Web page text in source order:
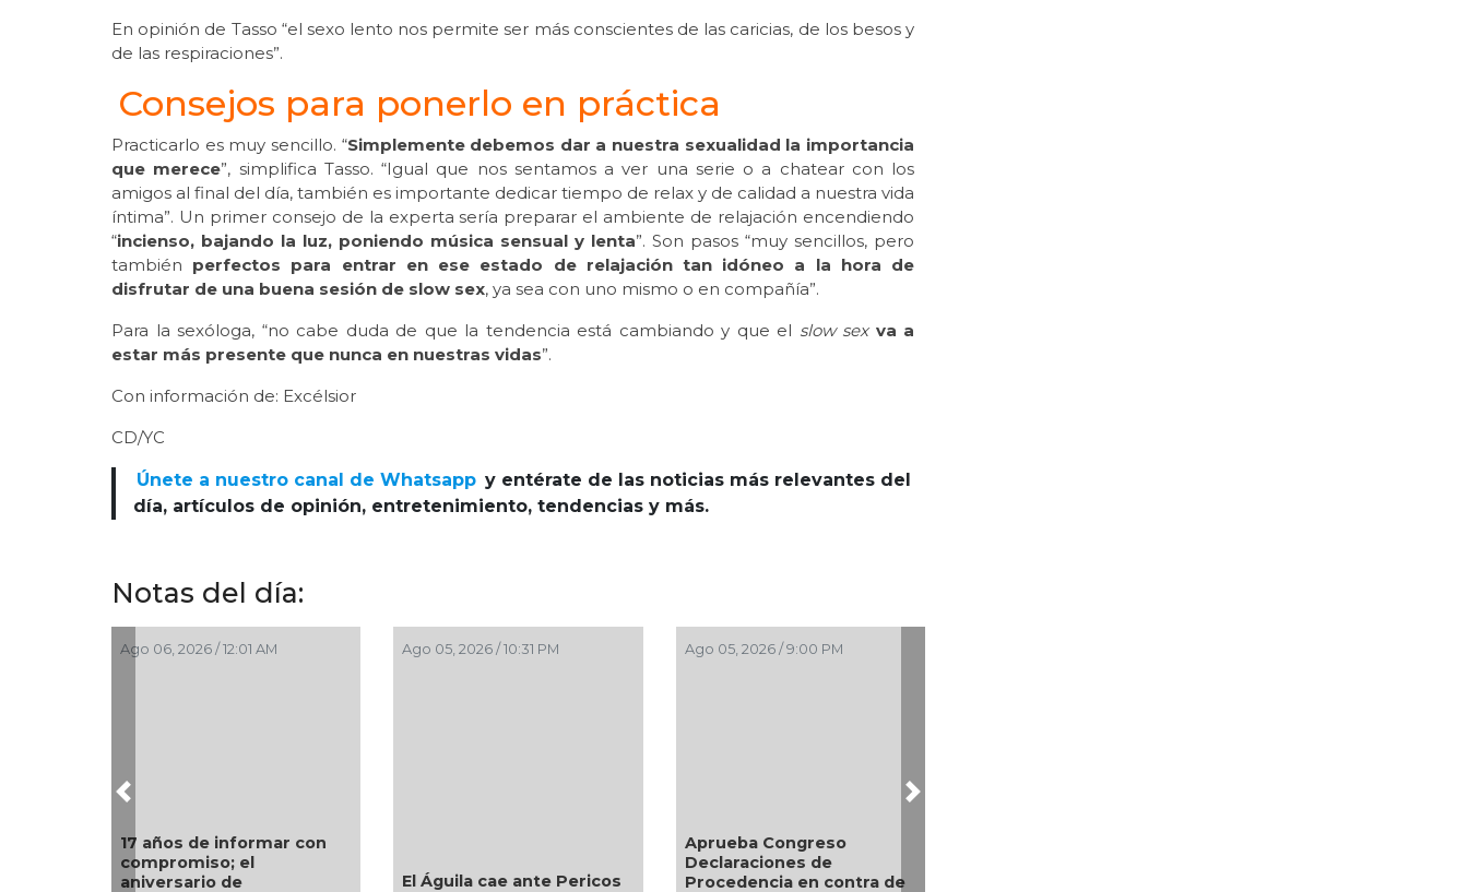
En opinión de Tasso “el sexo lento nos permite ser más conscientes de las caricias, de los besos y
de las respiraciones”.
Consejos para ponerlo en práctica
Practicarlo es muy sencillo. “Simplemente debemos dar a nuestra sexualidad la importancia
que merece”, simplifica Tasso. “Igual que nos sentamos a ver una serie o a chatear con los
amigos al final del día, también es importante dedicar tiempo de relax y de calidad a nuestra vida
íntima”. Un primer consejo de la experta sería preparar el ambiente de relajación encendiendo
“incienso, bajando la luz, poniendo música sensual y lenta”. Son pasos “muy sencillos, pero
también perfectos para entrar en ese estado de relajación tan idóneo a la hora de
disfrutar de una buena sesión de slow sex, ya sea con uno mismo o en compañía”.
Para la sexóloga, “no cabe duda de que la tendencia está cambiando y que el slow sex va a
estar más presente que nunca en nuestras vidas”.
Con información de: Excélsior
CD/YC
Únete a nuestro canal de Whatsapp y entérate de las noticias más relevantes del
día, artículos de opinión, entretenimiento, tendencias y más.
Notas del día:
en contra de
Ago 05, 2026 / 8:18 PM
Quitan fuero a alcalde de
Ixhuatlán del Sureste
Ago 05, 2026 / 8:05 PM
festejos de la Patrona de
Ago 05, 2026 / 7:46 PM
Entrega DIF Municipal de
Veracruz cerca de 100
credenciales de
Previous Next